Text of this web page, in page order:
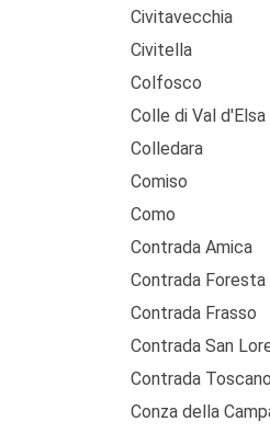
Civitavecchia
Civitella
Colfosco
Colle di Val d'Elsa
Colledara
Comiso
Como
Contrada Amica
Contrada Foresta
Contrada Frasso
Contrada San
Contrada Toscano
Conza della